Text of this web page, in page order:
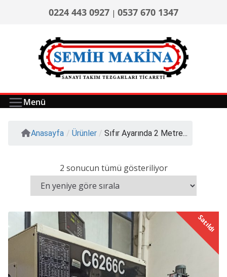
0224 443 0927 | 0537 670 1347
Menü
Anasayfa / Ürünler / Sıfır Ayarında 2 Metre...
2 sonucun tümü gösteriliyor
Satıldı